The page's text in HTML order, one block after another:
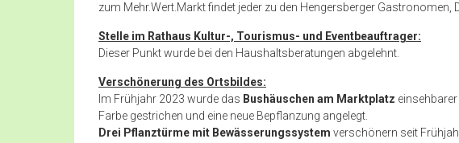
zum Mehr.Wert.Markt findet jeder zu den Hengersberger Gastronomen,
Stelle im Rathaus Kultur-, Tourismus- und Eventbeauftrager:
Dieser Punkt wurde bei den Haushaltsberatungen abgelehnt.
Verschönerung des Ortsbildes:
Im Frühjahr 2023 wurde das Bushäuschen am Marktplatz
Farbe gestrichen und eine neue Bepflanzung angelegt.
Drei Pflanztürme mit Bewässerungssystem verschönern seit